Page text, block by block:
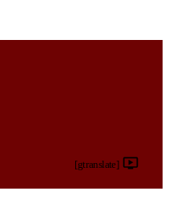
[gtranslate]